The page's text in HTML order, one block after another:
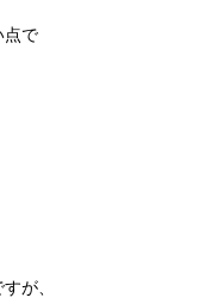
点で
が、